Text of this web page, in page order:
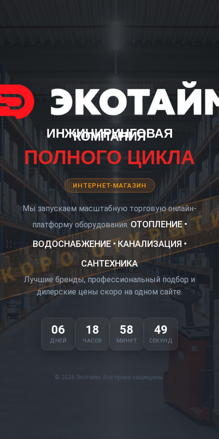
ИНЖИНИРИНГОВАЯ
КОМПАНИЯ
ПОЛНОГО ЦИКЛА
ИНТЕРНЕТ-МАГАЗИН
Мы запускаем масштабную торговую онлайн-
платформу оборудования. ОТОПЛЕНИЕ •
ВОДОСНАБЖЕНИЕ • КАНАЛИЗАЦИЯ •
САНТЕХНИКА
Лучшие бренды, профессиональный подбор и
дилерские цены скоро на одном сайте.
06
ДНЕЙ
18
ЧАСОВ
58
МИНУТ
48
СЕКУНД
© 2026 Экотайм. Все права защищены.